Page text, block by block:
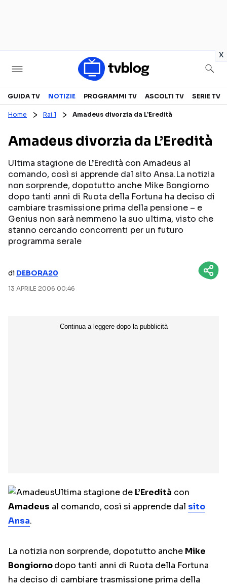
x
Televisione
CANALI TV
PROGRAMMI TV
PERSONAGGI TV
SERIE TV
REALITY SHOW
FICTION
Streaming
NETFLIX
GUIDA TV NOTIZIE PROGRAMMI TV ASCOLTI TV SERIE TV
Home Rai 1 Amadeus divorzia da L’Eredità
Amadeus divorzia da L’Eredità
Ultima stagione de L’Eredità con Amadeus al
comando, così si apprende dal sito Ansa.La notizia
non sorprende, dopotutto anche Mike Bongiorno
dopo tanti anni di Ruota della Fortuna ha deciso di
cambiare trasmissione prima della pensione – e
Genius non sarà nemmeno la suo ultima, visto che
stanno cercando concorrenti per un futuro
programma serale
di DEBORA20
13 APRILE 2006 00:46
Ultima stagione de L’Eredità con
Amadeus al comando, così si apprende dal sito
Ansa.
La notizia non sorprende, dopotutto anche Mike
Bongiornodopo tanti anni di Ruota della Fortuna
ha deciso di cambiare trasmissione prima della